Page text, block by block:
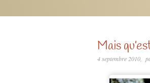
Mais
4 septembre 2010